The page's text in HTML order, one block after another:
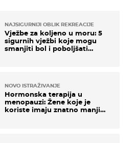
NAJSIGURNIJI OBLIK REKREACIJE
Vježbe za koljeno u moru: 5
sigurnih vježbi koje mogu
smanjiti bol i poboljšati
NOVO ISTRAŽIVANJE
Hormonska terapija u
menopauzi: Žene koje je
koriste imaju znatno manji